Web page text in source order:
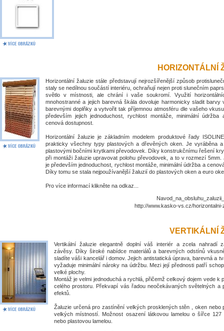
HORIZONTÁLNÍ
Horizontální žaluzie stále představují nejrozšířenější způsob
staly se nedílnou součástí interiéru, ochraňují nejen proti slunečním
světlo v místnosti, ale chrání i vaše soukromí. Využití
mnohostranné a jejich barevná škála dovoluje harmonicky sladit barvy
barevnými doplňky a vytvořit tak příjemnou atmosféru dle vašeho
především jejich jednoduchost, rychlost montáže, minimální údržba
cenová dostupnost.
Horizontální žaluzie je základním modelem produktové řady
prakticky všechny typy plastových a dřevěných oken. Je vyráběna
plastovými bočními krytkami převodovek. Díky konstrukčnímu řešení
při montáži žaluzie upravovat polohu převodovek, a to v rozmezí 5mm.
je především jednoduchost, rychlost montáže, minimální údržba a
Díky tomu se stala nejpoužívanější žaluzií do plastových oken a euro
Pro více informací klikněte na odkaz...
http://www.kasko-vs.cz/horizontalni-
VERTIKÁLNÍ
Vertikální žaluzie elegantně doplní váš interiér a zcela nahradí
závěsy. Díky široké nabídce materiálů a barevných odstínů
sladíte váši kancelář i domov. Jejich antistatická úprava, barevná a
vyžaduje minimální nároky na údržbu. Mezi její přednosti patří
velké plochy.
Montáž je velmi jednoduchá a rychlá, přičemž celkový dojem vede k
celého prostoru. Překvapí vás řadou neočekávaných světelných a
efektů.
Žaluzie určená pro zastínění velkých prosklených stěn , oken nebo
velkých místností. Možnost osazení látkovou lamelou o šířce 127
nebo plastovou lamelou.